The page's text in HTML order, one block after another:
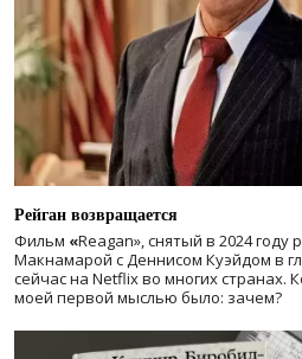
Рейган возвращается
Фильм «Reagan», снятый в 2024 году
Макнамарой с Деннисом Куэйдом в
сейчас на Netflix во многих странах.
моей первой мыслью было: зачем?